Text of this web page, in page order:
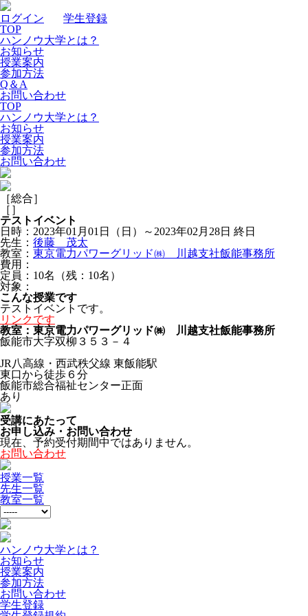
ログイン
学生登録
TOP
ハンノウ大学とは？
お知らせ
授業案内
参加方法
Q＆A
お問い合わせ
TOP
ハンノウ大学とは？
お知らせ
授業案内
参加方法
お問い合わせ
［総合］
［ ］
テストイベント
日時：2023年01月01日（日）～2023年02月28日 終日
先生： 後藤 茂太
教室： 東京電力パワーグリッド㈱ 川越支社飯能事務所
費用：
定員：10名（残：10名）
対象：
こんな授業です
テストイベントです。
リンクです
教室：東京電力パワーグリッド㈱ 川越支社飯能事務所
飯能市大字双柳３５３－４
JR八高線・西武秩父線 東飯能駅
東口から徒歩６分
飯能市総合福祉センター正面
あり
受講にあたって
お申し込み・お問い合わせ
現在、予約受付期間中ではありません。
お問い合わせ
授業一覧
先生一覧
教室一覧
ハンノウ大学とは？
お知らせ
授業案内
参加方法
お問い合わせ
学生登録